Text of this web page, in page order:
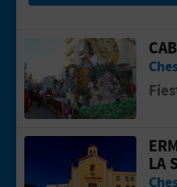
Ir a la
Ir a la
LA